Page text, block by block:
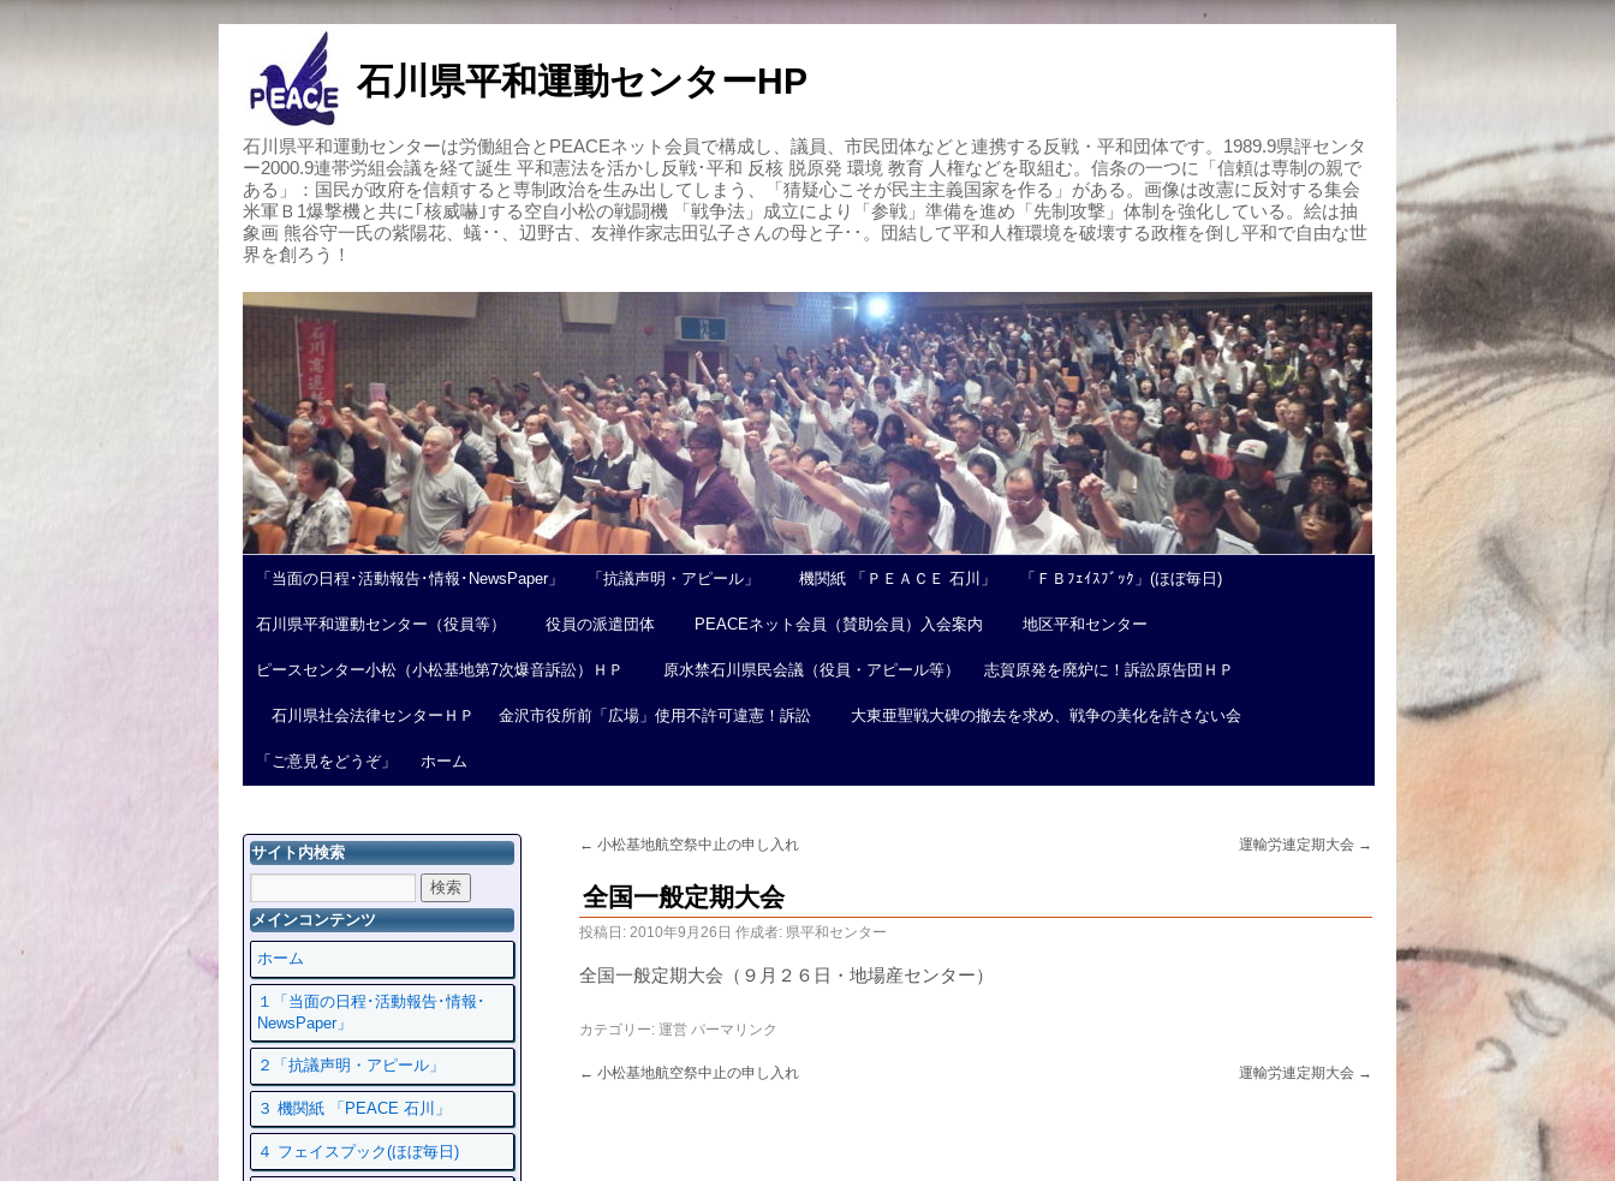
石川県平和運動センターHP
石川県平和運動センターは労働組合とPEACEネット会員で構成し、議員、市民団体などと連携する反戦・平和団体です。1989.9県評センタ
ー2000.9連帯労組会議を経て誕生 平和憲法を活かし反戦･平和 反核 脱原発 環境 教育 人権などを取組む。信条の一つに「信頼は専制の親で
ある」：国民が政府を信頼すると専制政治を生み出してしまう、「猜疑心こそが民主主義国家を作る」がある。画像は改憲に反対する集会
米軍Ｂ1爆撃機と共に｢核威嚇｣する空自小松の戦闘機 「戦争法」成立により「参戦」準備を進め「先制攻撃」体制を強化している。絵は抽
象画 熊谷守一氏の紫陽花、蟻･･、辺野古、友禅作家志田弘子さんの母と子･･。団結して平和人権環境を破壊する政権を倒し平和で自由な世
界を創ろう！
「当面の日程･活動報告･情報･NewsPaper」 「抗議声明・アピール」 機関紙 「ＰＥＡＣＥ 石川」 「ＦＢﾌｪｲｽﾌﾞｯｸ」(ほぼ毎日)
石川県平和運動センター（役員等） 役員の派遣団体 PEACEネット会員（賛助会員）入会案内 地区平和センター
ピースセンター小松（小松基地第7次爆音訴訟）ＨＰ 原水禁石川県民会議（役員・アピール等） 志賀原発を廃炉に！訴訟原告団ＨＰ
石川県社会法律センターＨＰ 金沢市役所前「広場」使用不許可違憲！訴訟 大東亜聖戦大碑の撤去を求め、戦争の美化を許さない会
「ご意見をどうぞ」 ホーム
← 小松基地航空祭中止の申し入れ 運輸労連定期大会 →
全国一般定期大会
投稿日: 2010年9月26日 作成者: 県平和センター
全国一般定期大会（９月２６日・地場産センター）
カテゴリー: 運営 パーマリンク
← 小松基地航空祭中止の申し入れ 運輸労連定期大会 →
サイト内検索
メインコンテンツ
ホーム
１「当面の日程･活動報告･情報･
NewsPaper」
２「抗議声明・アピール」
３ 機関紙 「PEACE 石川」
４ フェイスプック(ほぼ毎日)